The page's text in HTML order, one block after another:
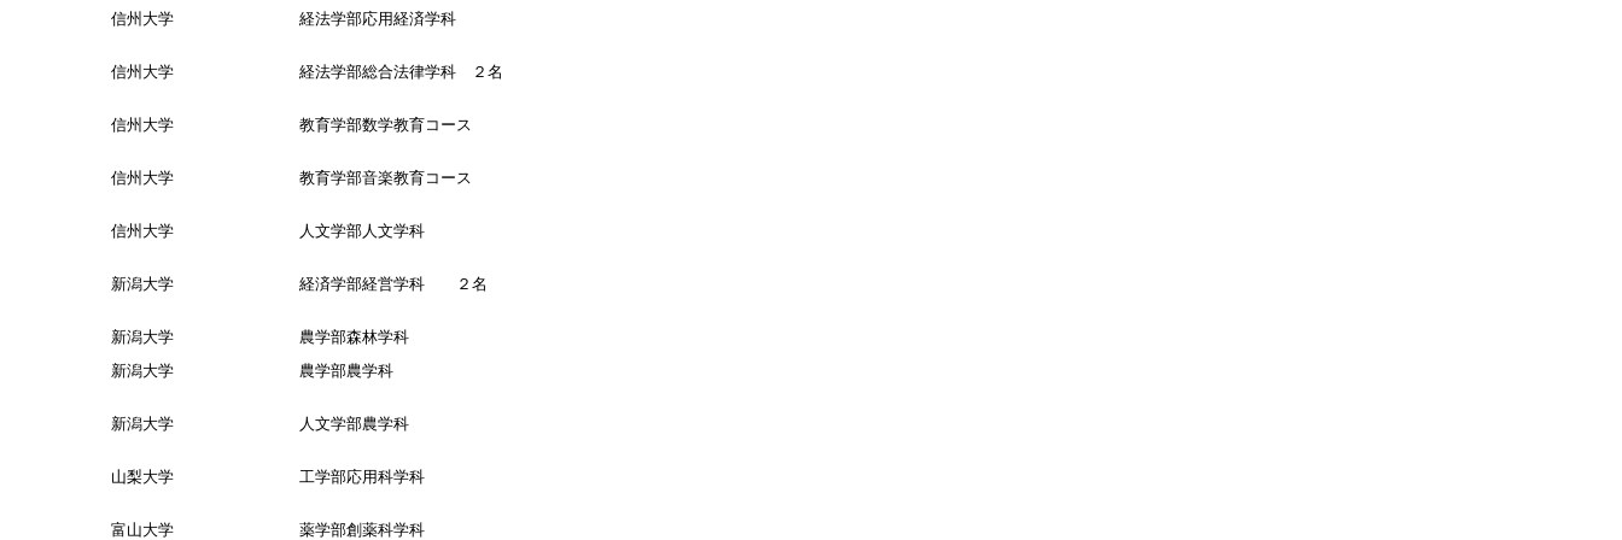
信州大学 経法学部応用経済学科
信州大学 経法学部総合法律学科 ２名
信州大学 教育学部数学教育コース
信州大学 教育学部音楽教育コース
信州大学 人文学部人文学科
新潟大学 経済学部経営学科 ２名
新潟大学 農学部森林学科
新潟大学 農学部農学科
新潟大学 人文学部農学科
山梨大学 工学部応用科学科
富山大学 薬学部創薬科学科